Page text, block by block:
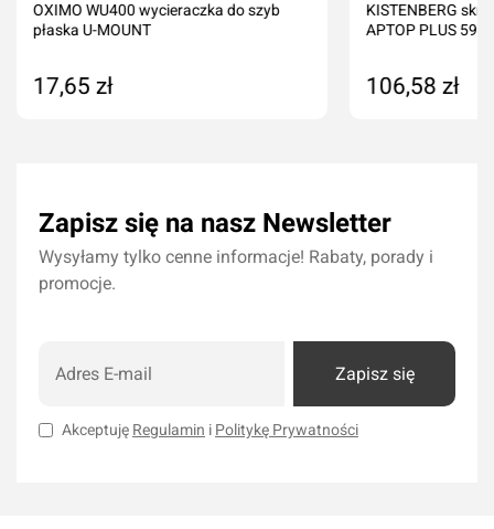
OXIMO WU400 wycieraczka do szyb
płaska U-MOUNT
17,65 zł
KISTENBERG
APTOP PLUS 598
106,58 zł
Zapisz się na nasz Newsletter
Wysyłamy tylko cenne informacje! Rabaty, porady i
promocje.
Zapisz się
Akceptuję Regulamin i Politykę Prywatności